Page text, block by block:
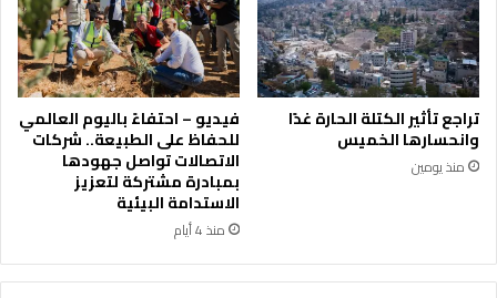
إ
ر
ب
د
ع
م
ا
ل
ي
اً
م
ن
ا
تراجع تأثير الكتلة الحارة غدًا
وانحسارها الخميس
منذ يومين
فيديو – احتفاءً باليوم العالمي
للحفاظ على الطبيعة.. شركات
الاتصالات تواصل جهودها
بمبادرة مشتركة لتعزيز
الاستدامة البيئية
منذ 4 أيام